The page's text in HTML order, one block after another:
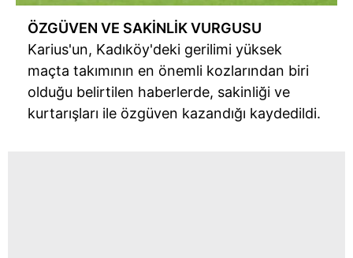
ÖZGÜVEN VE SAKİNLİK VURGUSU
Karius'un, Kadıköy'deki gerilimi yüksek
maçta takımının en önemli kozlarından biri
olduğu belirtilen haberlerde, sakinliği ve
kurtarışları ile özgüven kazandığı kaydedildi.